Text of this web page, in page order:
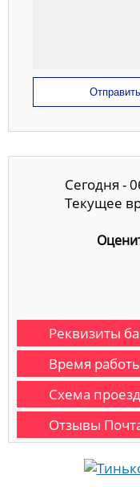
Отправить
Сегодня -
Текущее
Реквизиты
Время
Схема
Отзывы